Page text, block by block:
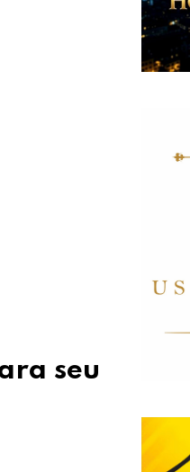
seu